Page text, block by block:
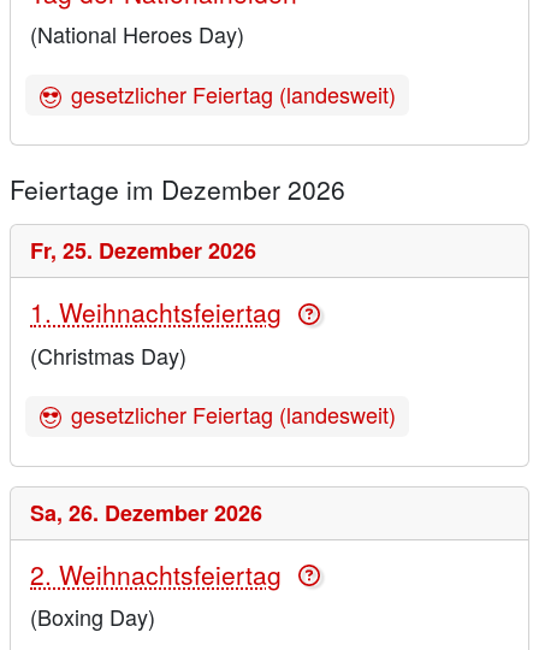
(National Heroes Day)
gesetzlicher Feiertag (landesweit)
Feiertage im Dezember 2026
Fr, 25. Dezember 2026
1. Weihnachtsfeiertag
(Christmas Day)
gesetzlicher Feiertag (landesweit)
Sa, 26. Dezember 2026
2. Weihnachtsfeiertag
(Boxing Day)